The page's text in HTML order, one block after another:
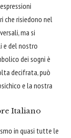
che risiedono nel
ma si
e del nostro
dei sogni è
decifrata, può
e la nostra
Italiano
in quasi tutte le